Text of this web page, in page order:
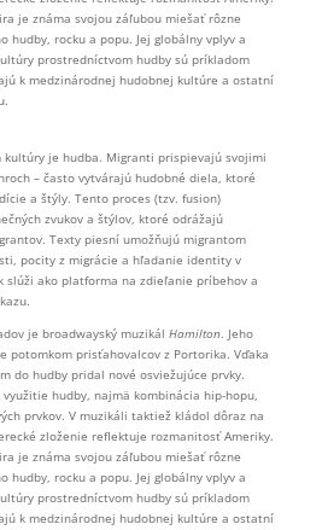
je známa svojou záľubou miešať rôzne
hudby, rocku a popu. Jej globálny vplyv a
prostredníctvom hudby sú príkladom
k medzinárodnej hudobnej kultúre a ostatní
kultúry je hudba. Migranti prispievajú svojimi
– často vytvárajú hudobné diela, ktoré
a štýly. Tento proces (tzv. fusion)
zvukov a štýlov, ktoré odrážajú
Texty piesní umožňujú migrantom
pocity z migrácie a hľadanie identity v
slúži ako platforma na zdieľanie príbehov a
je broadwayský muzikál Hamilton. Jeho
potomkom prisťahovalcov z Portorika. Vďaka
do hudby pridal nové osviežujúce prvky.
hudby, najmä kombinácia hip-hopu,
prvkov. V muzikáli taktiež kládol dôraz na
zloženie reflektuje rozmanitosť Ameriky.
je známa svojou záľubou miešať rôzne
hudby, rocku a popu. Jej globálny vplyv a
prostredníctvom hudby sú príkladom
k medzinárodnej hudobnej kultúre a ostatní